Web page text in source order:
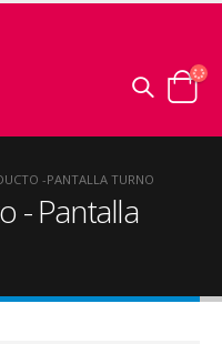
-PANTALLA TURNO
- Pantalla